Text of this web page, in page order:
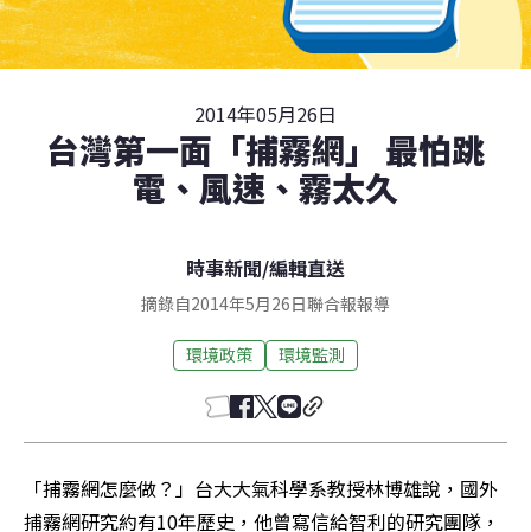
2014年05月26日
台灣第一面「捕霧網」 最怕跳
電、風速、霧太久
時事新聞/編輯直送
摘錄自2014年5月26日聯合報報導
環境政策 環境監測
「捕霧網怎麼做？」台大大氣科學系教授林博雄說，國外
捕霧網研究約有10年歷史，他曾寫信給智利的研究團隊，